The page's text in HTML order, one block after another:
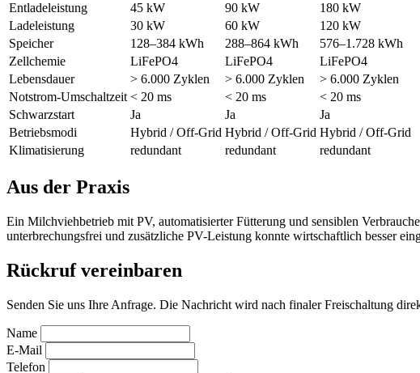
Entladeleistung
45 kW 90 kW
180 kW
Ladeleistung
30 kW 60 kW
120 kW
Speicher
128–384 kWh 288–864 kWh
576–1.728 kWh
Zellchemie
LiFePO4 LiFePO4
LiFePO4
Lebensdauer
> 6.000 Zyklen > 6.000 Zyklen
> 6.000 Zyklen
Notstrom-Umschaltzeit < 20 ms < 20 ms
< 20 ms
Schwarzstart
Ja Ja
Ja
Betriebsmodi
Hybrid / Off-Grid Hybrid / Off-Grid Hybrid / Off-Grid
Klimatisierung
redundant redundant redundant
Aus der Praxis
Ein Milchviehbetrieb mit PV, automatisierter Fütterung und sensiblen
unterbrechungsfrei und zusätzliche PV-Leistung konnte wirtschaftlich besser
Rückruf vereinbaren
Senden Sie uns Ihre Anfrage. Die Nachricht wird nach finaler Freischaltung
Name
E-Mail
Telefon